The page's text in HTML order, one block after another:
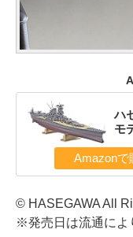
ハ
モ
Amazonで
© HASEGAWA All
※発売日は流通によ